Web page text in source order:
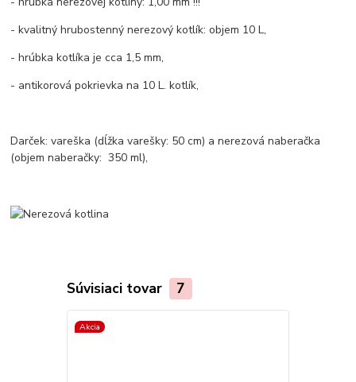
- kvalitný hrubostenný nerezový kotlík: objem 10 L,
- hrúbka kotlíka je cca 1,5 mm,
- antikorová pokrievka na 10 L. kotlík,
Darček: vareška (dĺžka varešky: 50 cm) a nerezová naberačka
(objem naberačky: 350 ml),
Súvisiaci tovar 7
Akcia